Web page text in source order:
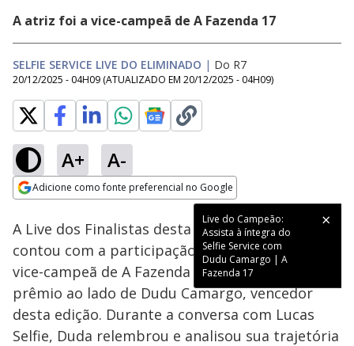
A atriz foi a vice-campeã de A Fazenda 17
SELFIE SERVICE LIVE DO ELIMINADO | Do R7
20/12/2025 - 04H09 (ATUALIZADO EM 20/12/2025 - 04H09)
A+ A-
Adicione como fonte preferencial no Google
Live do Campeão:
Assista à íntegra do
Selfie Service com
Dudu Camargo | A
Fazenda 17
Ativar
Loaded :
1.19%
A Live dos Finalistas desta sexta-feira (19)
contou com a participação de Duda Wendling,
vice-campeã de A Fazenda 17. A atriz disputou o
prêmio ao lado de Dudu Camargo, vencedor
desta edição. Durante a conversa com Lucas
Selfie, Duda relembrou e analisou sua trajetória